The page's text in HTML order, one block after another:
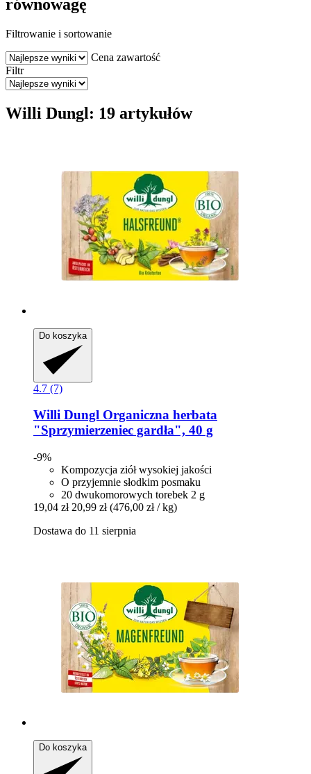
równowagę
Filtrowanie i sortowanie
Cena zawartość
Filtr
Willi Dungl: 19 artykułów
Do koszyka
4.7 (7)
Willi Dungl Organiczna herbata
"Sprzymierzeniec gardła", 40 g
-9%
Kompozycja ziół wysokiej jakości
O przyjemnie słodkim posmaku
20 dwukomorowych torebek 2 g
19,04 zł 20,99 zł (476,00 zł / kg)
Dostawa do 11 sierpnia
Do koszyka